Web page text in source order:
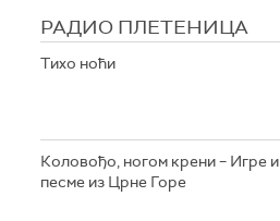
РАДИО ПЛЕТЕНИЦА
Тихо ноћи
Коловођо, ногом крени – Игре и
песме из Црне Горе